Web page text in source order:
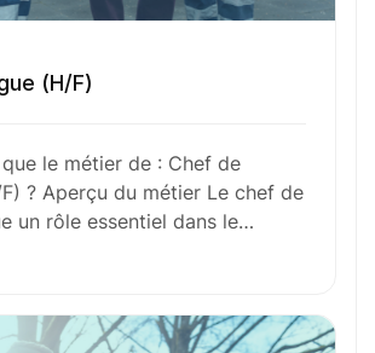
Requises
(H/F)
le métier de : Chef de
? Aperçu du métier Le chef de
un rôle essentiel dans le…